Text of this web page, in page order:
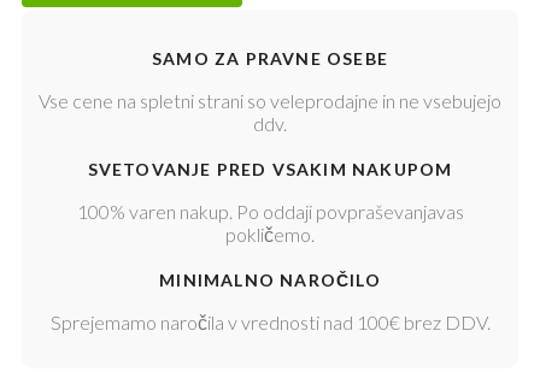
SAMO ZA PRAVNE OSEBE
Vse cene na spletni strani so veleprodajne in ne vsebujejo
ddv.
SVETOVANJE PRED VSAKIM NAKUPOM
100% varen nakup. Po oddaji povpraševanjavas
pokličemo.
MINIMALNO NAROČILO
Sprejemamo naročila v vrednosti nad 100€ brez DDV.